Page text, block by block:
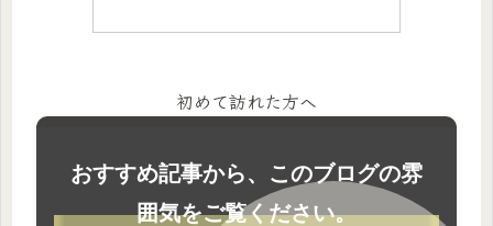
初めて訪れた方へ
おすすめ記事から、このブログの雰
囲気をご覧ください。